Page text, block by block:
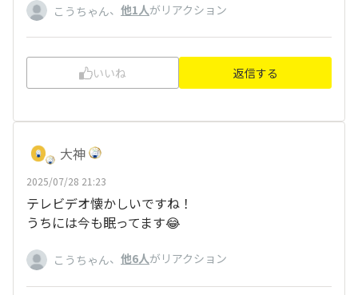
こうちゃん、 他1人がリアクション
いいね 返信する
大神
2025/07/28 21:23
テレビデオ懐かしいですね！
うちには今も眠ってます😂
こうちゃん、 他6人がリアクション